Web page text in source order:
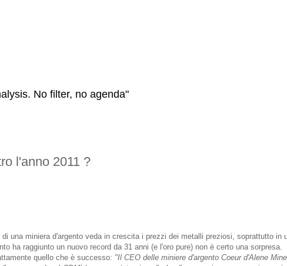
No filter, no agenda"
l'anno 2011 ?
una miniera d'argento veda in crescita i prezzi dei metalli preziosi, soprattutto in
ha raggiunto un nuovo record da 31 anni (e l'oro pure) non è certo una sorpresa.
quello che è successo: "Il CEO delle miniere d'argento Coeur d'Alene